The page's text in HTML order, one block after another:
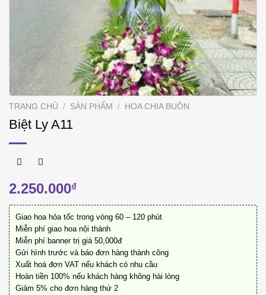
TRANG CHỦ / SẢN PHẨM / HOA CHIA BUỒN
Biệt Ly A11
2.250.000₫
Giao hoa hỏa tốc trong vòng 60 – 120 phút
Miễn phí giao hoa nội thành
Miễn phí banner trị giá 50,000đ
Gửi hình trước và báo đơn hàng thành công
Xuất hoá đơn VAT nếu khách có nhu cầu
Hoàn tiền 100% nếu khách hàng không hài lòng
Giảm 5% cho đơn hàng thứ 2